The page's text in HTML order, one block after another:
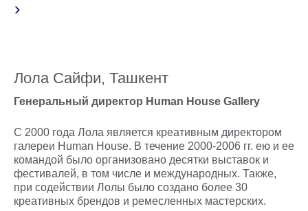
Лола Сайфи, Ташкент
Генеральный директор Human House Gallery
С 2000 года Лола является креативным директором
галереи Human House. В течение 2000-2006 гг. ею и ее
командой было организовано десятки выставок и
фестивалей, в том числе и международных. Также,
при содействии Лолы было создано более 30
креативных брендов и ремесленных мастерских.